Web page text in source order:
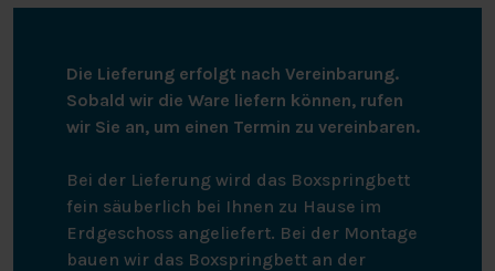
Die Lieferung erfolgt nach Vereinbarung.
Sobald wir die Ware liefern können, rufen
wir Sie an, um einen Termin zu vereinbaren.
Bei der Lieferung wird das Boxspringbett
fein säuberlich bei Ihnen zu Hause im
Erdgeschoss angeliefert. Bei der Montage
bauen wir das Boxspringbett an der